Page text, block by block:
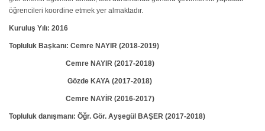
öğrencileri koordine etmek yer almaktadır.
Kuruluş Yılı: 2016
Topluluk Başkanı: Cemre NAYIR (2018-2019)
Cemre NAYIR (2017-2018)
Gözde KAYA (2017-2018)
Cemre NAYİR (2016-2017)
Topluluk danışmanı: Öğr. Gör. Ayşegül BAŞER (2017-2018)